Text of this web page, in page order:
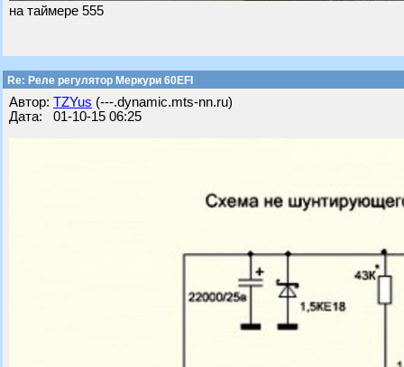
на таймере 555
Re: Реле регулятор Меркури 60EFI
Автор: TZYus (---.dynamic.mts-nn.ru)
Дата: 01-10-15 06:25